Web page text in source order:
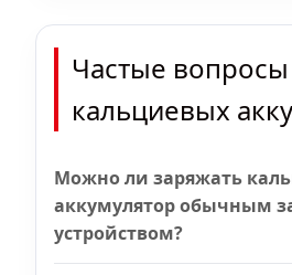
Частые
кальциевых
Можно ли заряжать
аккумулятор обычным
устройством?